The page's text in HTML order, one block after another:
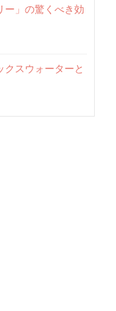
ー」の驚くべき効
クスウォーターと